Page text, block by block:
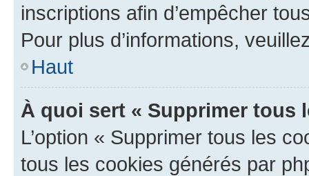
inscriptions afin d’empêcher
Pour plus d’informations,
Haut
À quoi sert « Supprimer tous
L’option « Supprimer tous les
tous les cookies générés par